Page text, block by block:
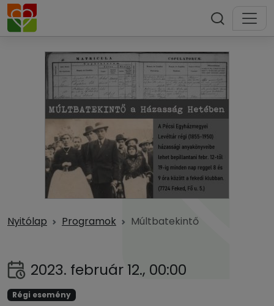
Nyitólap Programok Múltbatekintő
2023. február 12., 00:00
Régi esemény